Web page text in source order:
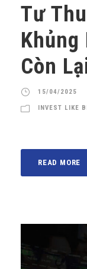
Tư
Khủng
Còn
15/04/2025
INVEST LIKE
READ MORE